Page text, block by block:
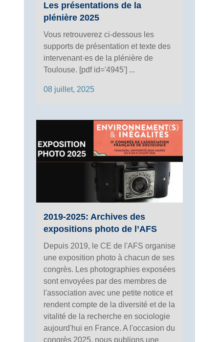
Les présentations de la
plénière 2025
Vous retrouverez ci-dessous les
supports de présentation et texte des
intervenant·es de la plénière de
Toulouse. [pdf id='4945'] ...
08 juillet, 2025
2019-2025: Archives des
expositions photo de l’AFS
Depuis 2019, le CE de l'AFS organise
une exposition photo à chacun de ses
congrès. Les photographies exposées
sont envoyées par des membres de
l'association avec une petite notice et
rendent compte de la diversité et de la
vitalité de la recherche en sociologie
aujourd'hui en France. A l'occasion du
congrès 2025, nous publions une